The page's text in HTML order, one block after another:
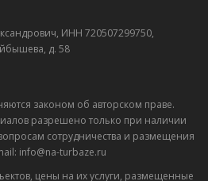
ИНН 720507299750,
д. 58
законом об авторском праве.
разрешено только при наличии
сотрудничества и размещения
info@na-turbaze.ru
цены на их услуги, размещенные